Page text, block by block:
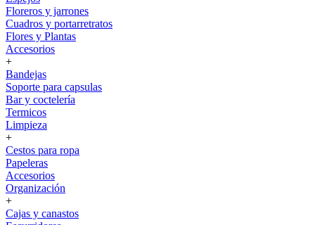
Floreros y jarrones
Cuadros y portarretratos
Flores y Plantas
Accesorios
+
Bandejas
Soporte para capsulas
Bar y coctelería
Termicos
Limpieza
+
Cestos para ropa
Papeleras
Accesorios
Organización
+
Cajas y canastos